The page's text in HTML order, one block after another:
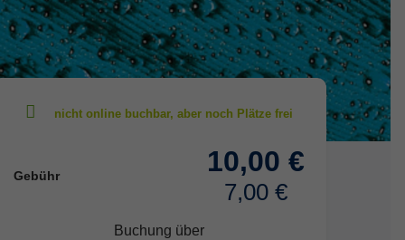
Gebühr 10,00 €
7,00 €
Buchung über